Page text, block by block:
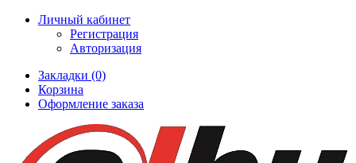
Личный кабинет
Регистрация
Авторизация
Закладки (0)
Корзина
Оформление заказа